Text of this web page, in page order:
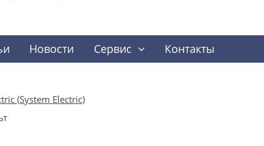
Новости Сервис Контакты
(System Electric)